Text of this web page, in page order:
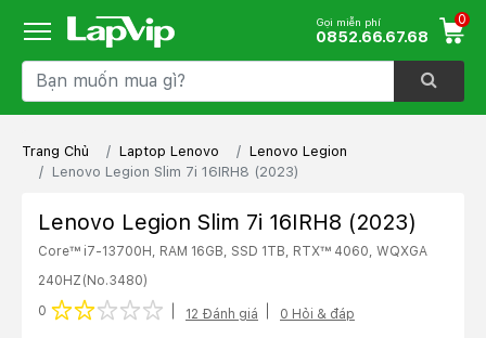
Gọi miễn phí
0852.66.67.68
0
Trang Chủ Laptop Lenovo
Lenovo Legion
Lenovo Legion Slim 7i 16IRH8 (2023)
Lenovo Legion Slim 7i 16IRH8 (2023)
Core™ i7-13700H, RAM 16GB, SSD 1TB, RTX™ 4060, WQXGA
240HZ (No.3480)
0
5 stars
4 stars
3 stars
2 stars
1 star 12 Đánh giá 0 Hỏi & đáp